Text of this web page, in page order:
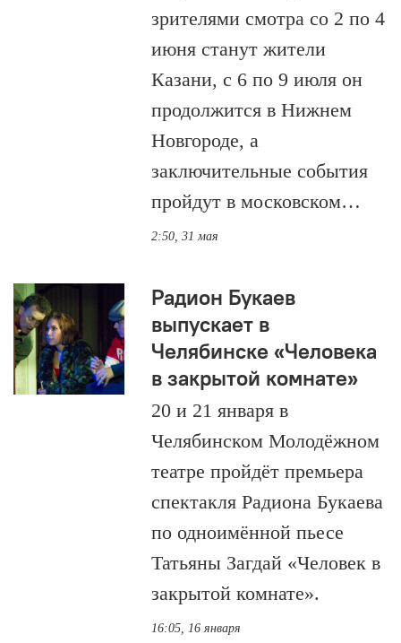
зрителями смотра со 2 по 4
июня станут жители
Казани, с 6 по 9 июля он
продолжится в Нижнем
Новгороде, а
заключительные события
пройдут в московском…
2:50, 31 мая
Радион Букаев
выпускает в
Челябинске «Человека
в закрытой комнате»
20 и 21 января в
Челябинском Молодёжном
театре пройдёт премьера
спектакля Радиона Букаева
по одноимённой пьесе
Татьяны Загдай «Человек в
закрытой комнате».
16:05, 16 января